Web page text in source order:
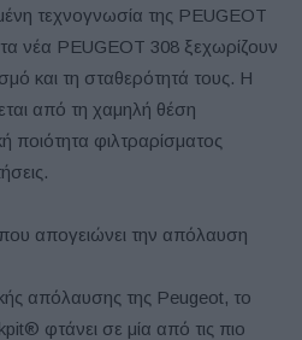
τεχνογνωσία της PEUGEOT
νέα PEUGEOT 308 ξεχωρίζουν
και τη σταθερότητά τους. Η
από τη χαμηλή θέση
ποιότητα φιλτραρίσματος
απογειώνει την απόλαυση
απόλαυσης της Peugeot, το
φτάνει σε μία από τις πιο